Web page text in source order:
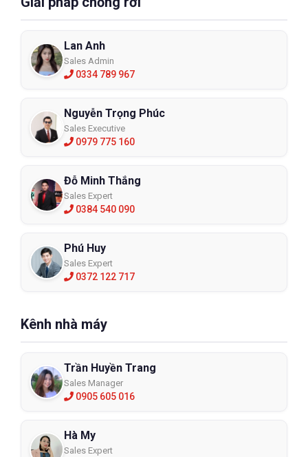
Lan Anh
Sales Admin
0334 789 967
Nguyễn Trọng Phúc
Sales Executive
0979 775 160
Đỗ Minh Thắng
Sales Expert
0384 540 090
Phú Huy
Sales Expert
0372 122 717
Kênh nhà máy
Trần Huyền Trang
Sales Manager
0905 605 016
Hà My
Sales Expert